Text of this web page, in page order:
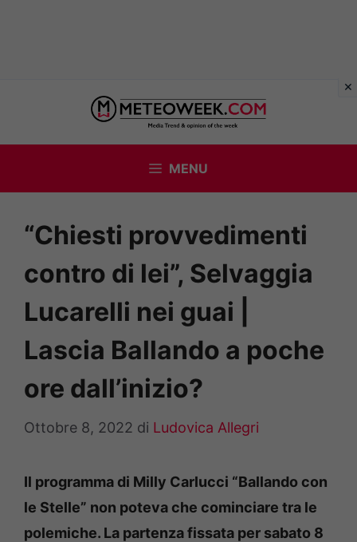
contenuto
MENU
“Chiesti provvedimenti
contro di lei”, Selvaggia
Lucarelli nei guai |
Lascia Ballando a poche
ore dall’inizio?
Ottobre 8, 2022 di Ludovica Allegri
Il programma di Milly Carlucci “Ballando con
le Stelle” non poteva che cominciare tra le
polemiche. La partenza fissata per sabato 8